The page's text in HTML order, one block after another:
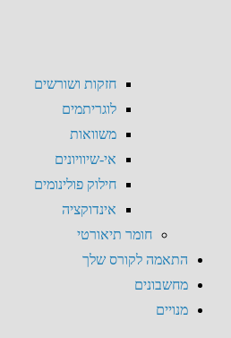
חזקות ושורשים
לוגריתמים
משוואות
אי-שיוויונים
חילוק פולינומים
אינדוקציה
חומר תיאורטי
התאמה לקורס שלך
מחשבונים
מנויים